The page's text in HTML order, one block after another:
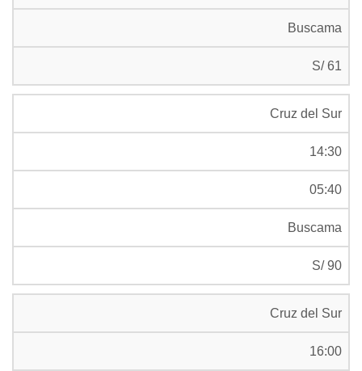
Buscama
S/ 61
Cruz del Sur
14:30
05:40
Buscama
S/ 90
Cruz del Sur
16:00